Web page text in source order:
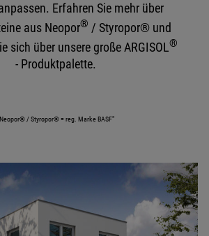
Erfahren Sie mehr über
aus Neopor® / Styropor® und
sich über unsere große ARGISOL®
- Produktpalette.
/ Styropor® = reg. Marke BASF"